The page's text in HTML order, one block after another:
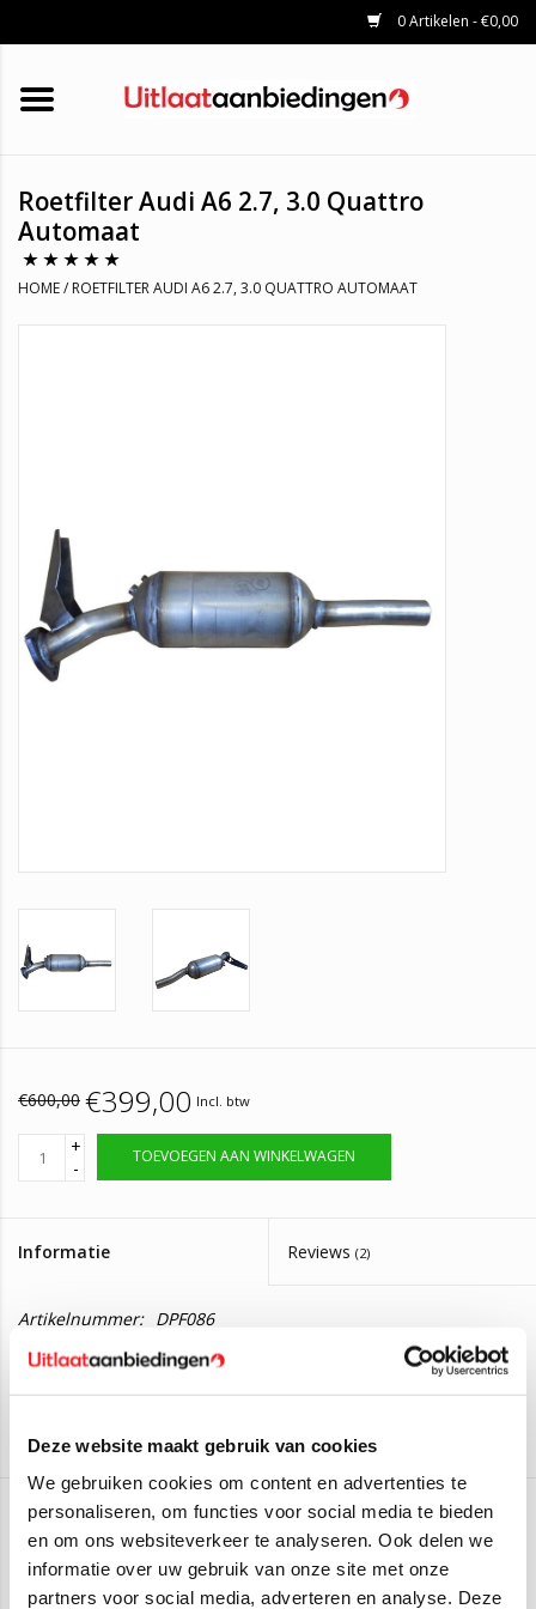
Deze website maakt gebruik van cookies
We gebruiken cookies om content en advertenties te
personaliseren, om functies voor social media te bieden
en om ons websiteverkeer te analyseren. Ook delen we
informatie over uw gebruik van onze site met onze
partners voor social media, adverteren en analyse. Deze
0 Artikelen - €0,00
HOME
KATALYSATOREN
UNIVERSELE UITLAATDELEN
MERKEN
Roetfilter Audi A6 2.7, 3.0 Quattro
Automaat
HOME/ ROETFILTER AUDI A6 2.7, 3.0 QUATTRO AUTOMAAT
€600,00 €399,00 Incl. btw
+
-
TOEVOEGEN AAN WINKELWAGEN
Informatie Reviews (2)
Artikelnummer: DPF086
Levertijd:
Neem contact op voor de levertijd.
Roetfilter Audi A6 2.7, 3.0 Quattro
Audi A6 2.7TDI Quattro Automatic BSG- (2004 t/m 2011)
Audi A6 2.7TDI Quattro Automatic CAND- (2004 t/m 2011)
JMJ
Aan verlanglijst toevoegen Toevoegen om te vergelijken / Afdrukken